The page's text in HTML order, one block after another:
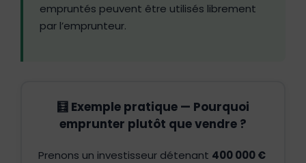
empruntés peuvent être utilisés librement
par l’emprunteur.
🧮 Exemple pratique — Pourquoi
emprunter plutôt que vendre ?
Prenons un investisseur détenant 400 000 €